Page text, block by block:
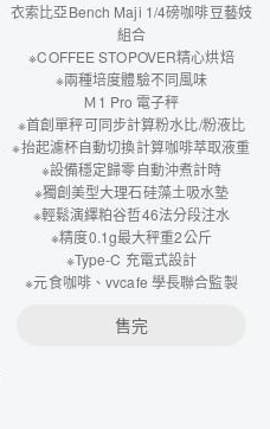
衣索比亞Bench Maji 1/4磅咖啡豆藝妓
組合
※COFFEE STOPOVER精心烘焙
※兩種培度體驗不同風味
Ｍ1 Pro 電子秤
※首創單秤可同步計算粉水比/粉液比
※抬起濾杯自動切換計算咖啡萃取液重
※設備穩定歸零自動沖煮計時
※獨創美型大理石硅藻土吸水墊
※輕鬆演繹粕谷哲46法分段注水
※精度0.1g最大秤重2公斤
※Type-C 充電式設計
※元食咖啡、vvcafe 學長聯合監製
售完